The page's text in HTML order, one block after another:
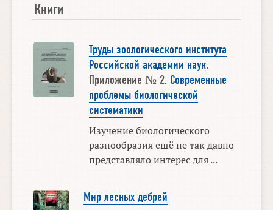
Книги
Труды зоологического института
Российской академии наук.
Приложение № 2. Современные
проблемы биологической
систематики
Изучение биологического
разнообразия ещё не так давно
представляло интерес для ...
Мир лесных дебрей